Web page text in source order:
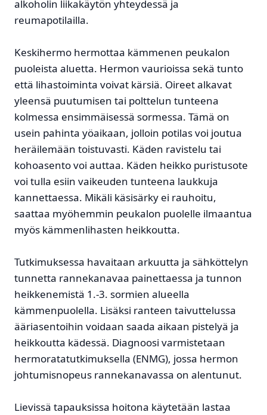
alkoholin liikakäytön yhteydessä ja
reumapotilailla.
Keskihermo hermottaa kämmenen peukalon
puoleista aluetta. Hermon vaurioissa sekä tunto
että lihastoiminta voivat kärsiä. Oireet alkavat
yleensä puutumisen tai polttelun tunteena
kolmessa ensimmäisessä sormessa. Tämä on
usein pahinta yöaikaan, jolloin potilas voi joutua
heräilemään toistuvasti. Käden ravistelu tai
kohoasento voi auttaa. Käden heikko puristusote
voi tulla esiin vaikeuden tunteena laukkuja
kannettaessa. Mikäli käsisärky ei rauhoitu,
saattaa myöhemmin peukalon puolelle ilmaantua
myös kämmenlihasten heikkoutta.
Tutkimuksessa havaitaan arkuutta ja sähköttelyn
tunnetta rannekanavaa painettaessa ja tunnon
heikkenemistä 1.-3. sormien alueella
kämmenpuolella. Lisäksi ranteen taivuttelussa
ääriasentoihin voidaan saada aikaan pistelyä ja
heikkoutta kädessä. Diagnoosi varmistetaan
hermoratatutkimuksella (ENMG), jossa hermon
johtumisnopeus rannekanavassa on alentunut.
Lievissä tapauksissa hoitona käytetään lastaa